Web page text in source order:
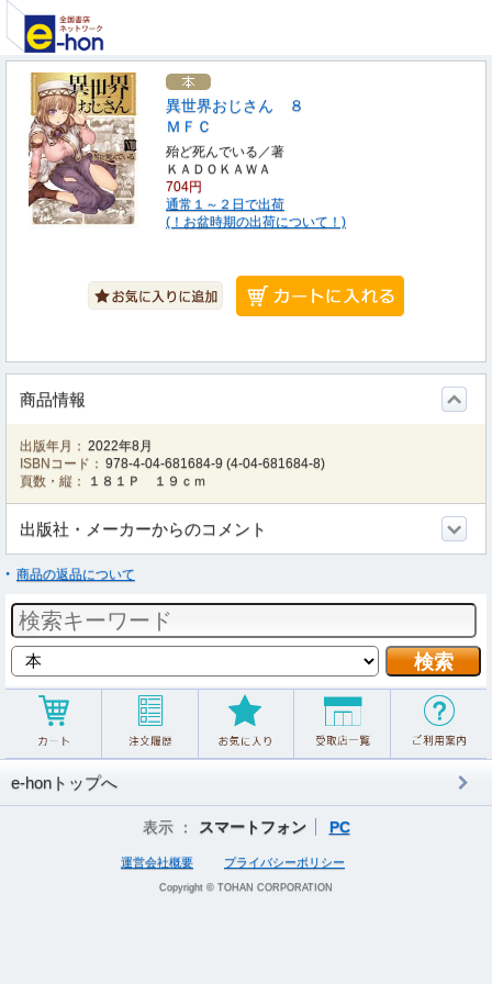
異世界おじさん ８
ＭＦＣ
殆ど死んでいる／著
ＫＡＤＯＫＡＷＡ
704円
通常１～２日で出荷
(！お盆時期の出荷について！)
商品情報
出版年月： 2022年8月
ISBNコード： 978-4-04-681684-9 (4-04-681684-8)
頁数・縦：
１８１Ｐ １９ｃｍ
出版社・メーカーからのコメント
商品の返品について
e-honトップへ
表示 ： スマートフォン PC
運営会社概要 プライバシーポリシー
Copyright © TOHAN CORPORATION